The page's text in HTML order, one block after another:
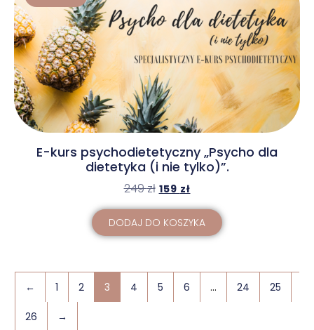
E-kurs psychodietetyczny „Psycho dla
dietetyka (i nie tylko)”.
249zł 159 zł
DODAJ DO KOSZYKA
← 1 2 3 4 5 6 … 24 25
26 →